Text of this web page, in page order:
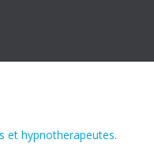
et hypnotherapeutes.